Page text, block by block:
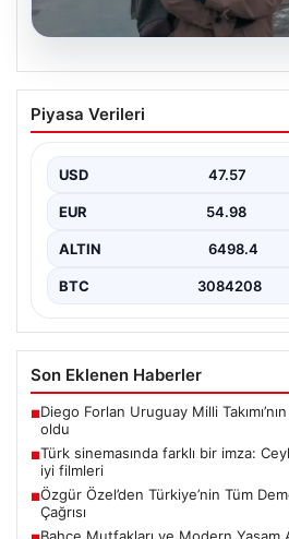
05.08.2026
Türk sinemasında farklı
Özgün Özçelik’in en iyi
Piyasa Verileri
USD 47.57
EUR 54.98
ALTIN 6498.4
BTC 3084208
Son Eklenen Haberler
■Diego Forlan Uruguay Milli
oldu
■Türk sinemasında farklı bir imza:
iyi filmleri
■Özgür Özel’den Türkiye’nin Tüm
Çağrısı